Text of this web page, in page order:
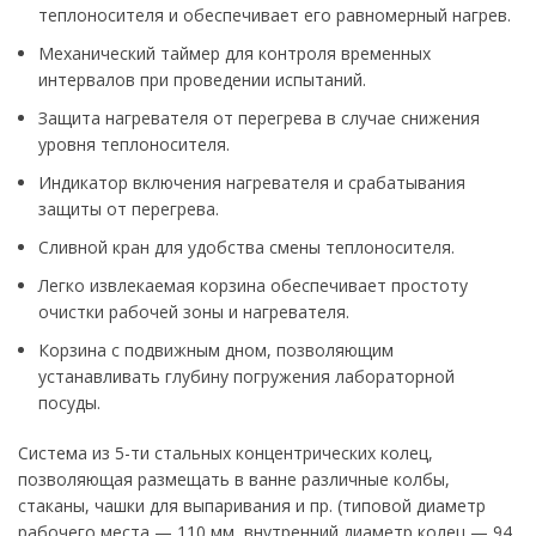
теплоносителя и обеспечивает его равномерный нагрев.
Механический таймер для контроля временных
интервалов при проведении испытаний.
Защита нагревателя от перегрева в случае снижения
уровня теплоносителя.
Индикатор включения нагревателя и срабатывания
защиты от перегрева.
Сливной кран для удобства смены теплоносителя.
Легко извлекаемая корзина обеспечивает простоту
очистки рабочей зоны и нагревателя.
Корзина с подвижным дном, позволяющим
устанавливать глубину погружения лабораторной
посуды.
Система из 5-ти стальных концентрических колец,
позволяющая размещать в ванне различные колбы,
стаканы, чашки для выпаривания и пр. (типовой диаметр
рабочего места — 110 мм, внутренний диаметр колец — 94,